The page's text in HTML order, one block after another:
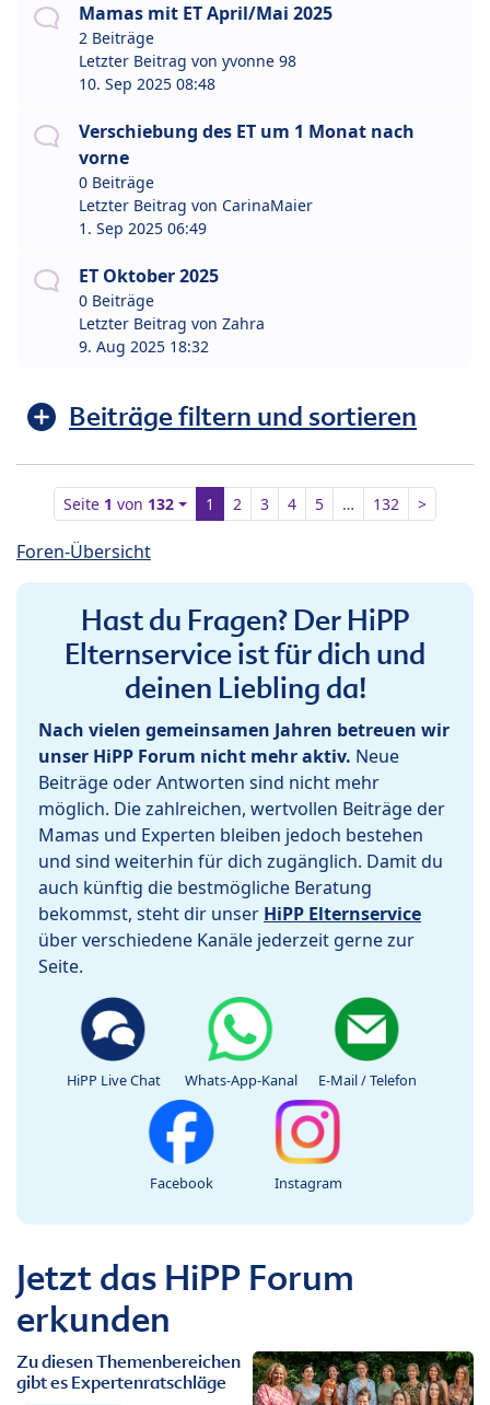
Mamas mit ET April/Mai 2025
2 Beiträge
Letzter Beitrag von yvonne 98
10. Sep 2025 08:48
Verschiebung des ET um 1 Monat nach
vorne
0 Beiträge
Letzter Beitrag von CarinaMaier
1. Sep 2025 06:49
ET Oktober 2025
0 Beiträge
Letzter Beitrag von Zahra
9. Aug 2025 18:32
Beiträge filtern und sortieren
Seite 1 von 132 1 2 3 4 5 … 132 >
Foren-Übersicht
Hast du Fragen? Der HiPP
Elternservice ist für dich und
deinen Liebling da!
Nach vielen gemeinsamen Jahren betreuen wir
unser HiPP Forum nicht mehr aktiv. Neue
Beiträge oder Antworten sind nicht mehr
möglich. Die zahlreichen, wertvollen Beiträge der
Mamas und Experten bleiben jedoch bestehen
und sind weiterhin für dich zugänglich. Damit du
auch künftig die bestmögliche Beratung
bekommst, steht dir unser HiPP Elternservice
über verschiedene Kanäle jederzeit gerne zur
Seite.
HiPP Live Chat Whats-App-Kanal E-Mail / Telefon
Facebook Instagram
Jetzt das HiPP Forum
erkunden
Zu diesen Themenbereichen
gibt es Expertenratschläge